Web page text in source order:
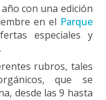
con una edición
en el Parque
especiales y
rubros, tales
que se
desde las 9 hasta